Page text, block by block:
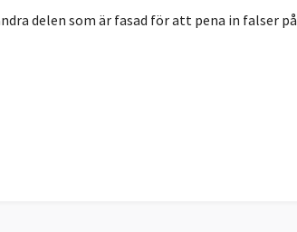
delen som är fasad för att pena in falser